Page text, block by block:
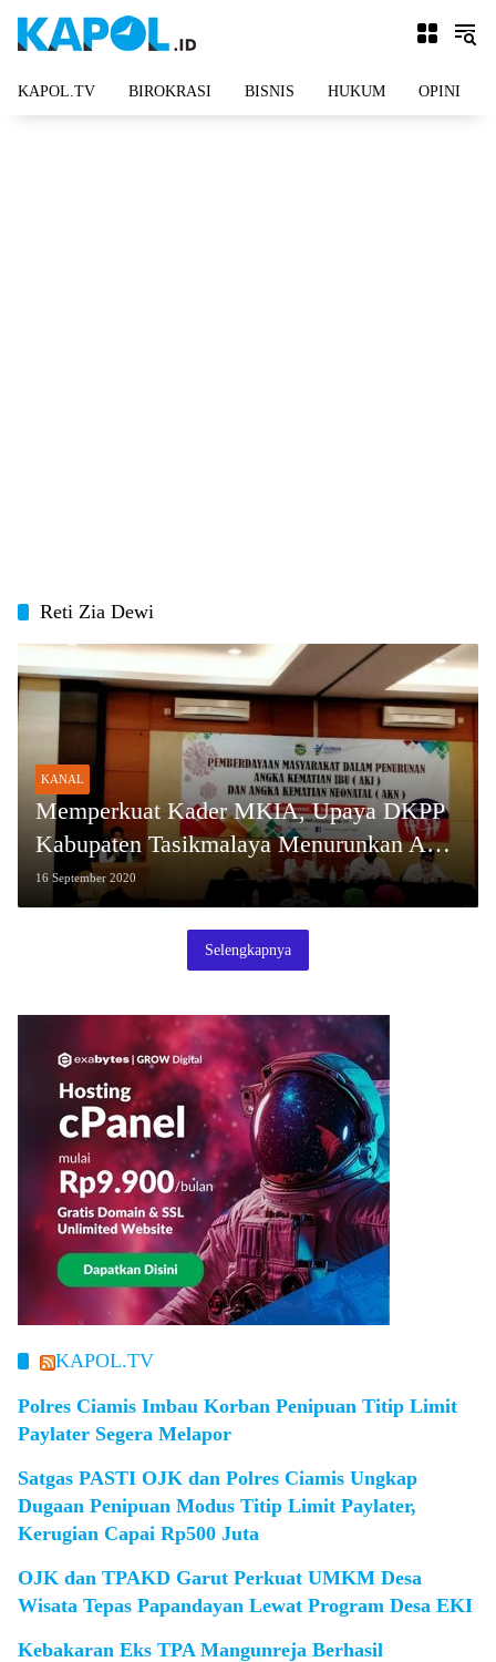
KAPOL.TV BIROKRASI BISNIS HUKUM OPINI
Reti Zia Dewi
KANAL
Memperkuat Kader MKIA, Upaya DKPP
Kabupaten Tasikmalaya Menurunkan AKI
dan AKN
16 September 2020
Selengkapnya
KAPOL.TV
Polres Ciamis Imbau Korban Penipuan Titip Limit
Paylater Segera Melapor
Satgas PASTI OJK dan Polres Ciamis Ungkap
Dugaan Penipuan Modus Titip Limit Paylater,
Kerugian Capai Rp500 Juta
OJK dan TPAKD Garut Perkuat UMKM Desa
Wisata Tepas Papandayan Lewat Program Desa EKI
Kebakaran Eks TPA Mangunreja Berhasil